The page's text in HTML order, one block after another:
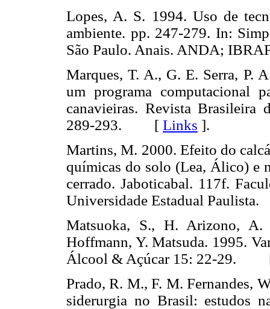
Lopes, A. S. 1994. Uso de
ambiente. pp. 247-279. In:
São Paulo. Anais. ANDA;
Marques, T. A., G. E. Serra, P.
um programa computacional
canavieiras. Revista
289-293. [ Links ].
Martins, M. 2000. Efeito do
químicas do solo (Lea, Álico) e
cerrado. Jaboticabal. 117f.
Universidade Estadual
Matsuoka, S., H. Arizono,
Hoffmann, Y. Matsuda. 1995.
Álcool & Açúcar 15: 22-
Prado, R. M., F. M. Fernandes,
siderurgia no Brasil: estudos